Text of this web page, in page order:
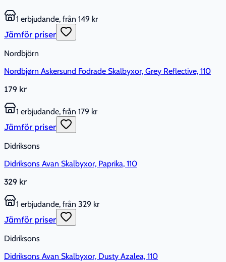
1 erbjudande, från 149 kr
Jämför priser
Nordbjörn
Nordbjørn Askersund Fodrade Skalbyxor, Grey Reflective, 110
179 kr
1 erbjudande, från 179 kr
Jämför priser
Didriksons
Didriksons Avan Skalbyxor, Paprika, 110
329 kr
1 erbjudande, från 329 kr
Jämför priser
Didriksons
Didriksons Avan Skalbyxor, Dusty Azalea, 110